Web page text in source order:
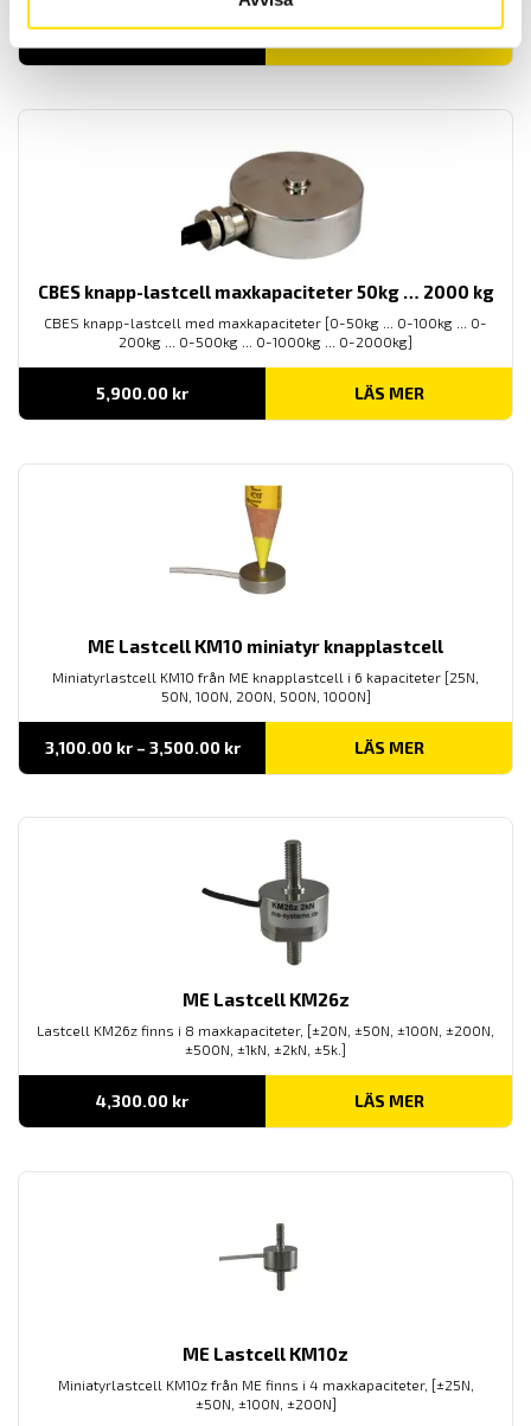
CBES knapp-lastcell maxkapaciteter 50kg … 2000 kg
CBES knapp-lastcell med maxkapaciteter [0-50kg ... 0-100kg ... 0-
200kg ... 0-500kg ... 0-1000kg ... 0-2000kg]
5,900.00 kr LÄS MER
ME Lastcell KM10 miniatyr knapplastcell
Miniatyrlastcell KM10 från ME knapplastcell i 6 kapaciteter [25N,
50N, 100N, 200N, 500N, 1000N]
3,100.00 kr – 3,500.00 krPrisintervall:
till
LÄS MER
ME Lastcell KM26z
Lastcell KM26z finns i 8 maxkapaciteter, [±20N, ±50N, ±100N, ±200N,
±500N, ±1kN, ±2kN, ±5k.]
4,300.00 kr LÄS MER
ME Lastcell KM10z
Miniatyrlastcell KM10z från ME finns i 4 maxkapaciteter, [±25N,
±50N, ±100N, ±200N]